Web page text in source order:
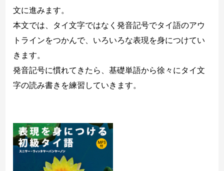
文に進みます。
本文では、タイ文字ではなく発音記号でタイ語のアウ
トラインをつかんで、いろいろな表現を身につけてい
きます。
発音記号に慣れてきたら、基礎単語から徐々にタイ文
字の読み書きを練習していきます。